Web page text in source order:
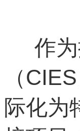
作为
（
际化为